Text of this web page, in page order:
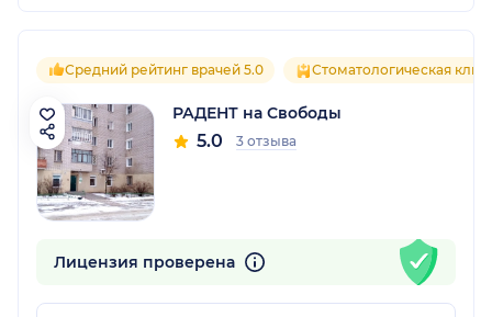
Средний рейтинг врачей 5.0 Стоматологическая
РАДЕНТ на Свободы
5.0 3 отзыва
Лицензия проверена